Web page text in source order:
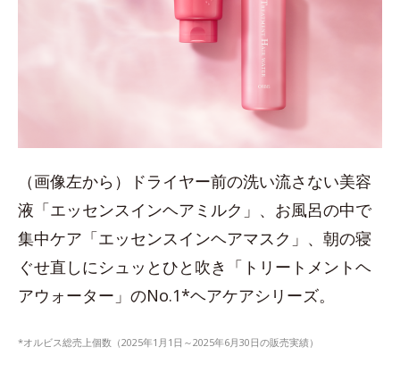
（画像左から）ドライヤー前の洗い流さない美容
液「エッセンスインヘアミルク」、お風呂の中で
集中ケア「エッセンスインヘアマスク」、朝の寝
ぐせ直しにシュッとひと吹き「トリートメントヘ
アウォーター」のNo.1*ヘアケアシリーズ。
*オルビス総売上個数（2025年1月1日～2025年6月30日の販売実績）